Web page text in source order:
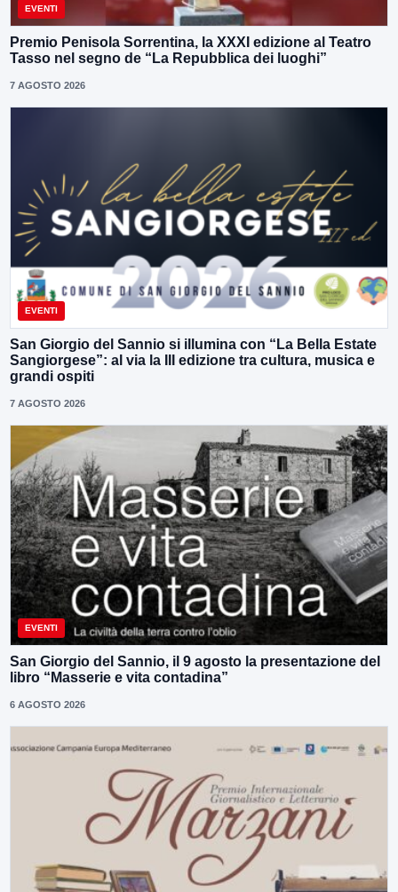
EVENTI
Premio Penisola Sorrentina, la XXXI edizione al Teatro
Tasso nel segno de “La Repubblica dei luoghi”
7 AGOSTO 2026
EVENTI
San Giorgio del Sannio si illumina con “La Bella Estate
Sangiorgese”: al via la III edizione tra cultura, musica e
grandi ospiti
7 AGOSTO 2026
EVENTI
San Giorgio del Sannio, il 9 agosto la presentazione del
libro “Masserie e vita contadina”
6 AGOSTO 2026